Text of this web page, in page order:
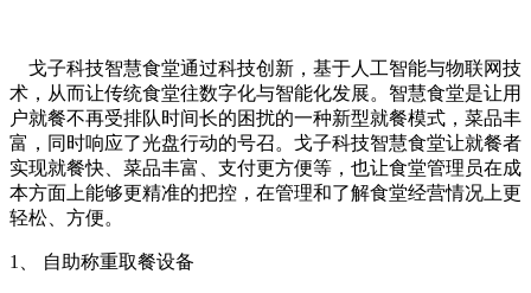
戈子科技智慧食堂通过科技创新 ，基于人工智能与物联网技
术，从而让传统食堂往数字化与智能化发展。智慧食堂是让用
户就餐不再受排队时间长的困扰的一种新型就餐模式，菜品丰
富，同时响应了光盘行动的号召。戈子科技智慧食堂让就餐者
实现就餐快、菜品丰富、支付更方便等，也让食堂管理员在成
本方面上能够更精准的把控，在管理和了解食堂经营情况上更
轻松、方便。
1、 自助称重取餐设备